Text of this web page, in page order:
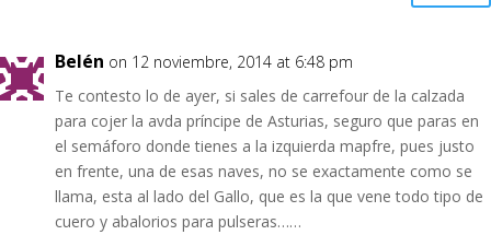
Belén on 12 noviembre, 2014 at 6:48 pm
Te contesto lo de ayer, si sales de carrefour de la calzada
para cojer la avda príncipe de Asturias, seguro que paras en
el semáforo donde tienes a la izquierda mapfre, pues justo
en frente, una de esas naves, no se exactamente como se
llama, esta al lado del Gallo, que es la que vene todo tipo de
cuero y abalorios para pulseras……